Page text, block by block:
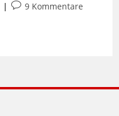
9 Kommentare